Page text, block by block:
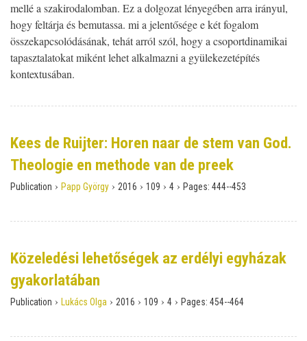
mellé a szakirodalomban. Ez a dolgozat lényegében arra irányul,
hogy feltárja és bemutassa. mi a jelentősége e két fogalom
összekapcsolódásának, tehát arról szól, hogy a csoportdinamikai
tapasztalatokat miként lehet alkalmazni a gyülekezetépítés
kontextusában.
Kees de Ruijter: Horen naar de stem van God.
Theologie en methode van de preek
Publication › Papp György › 2016 › 109 › 4 › Pages: 444--453
Közeledési lehetőségek az erdélyi egyházak
gyakorlatában
Publication › Lukács Olga › 2016 › 109 › 4 › Pages: 454--464